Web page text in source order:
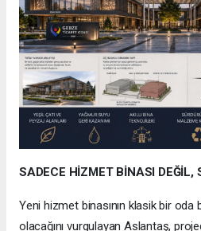
SADECE HİZMET BİNASI DEĞİL,
Yeni hizmet binasının klasik bir oda
olacağını vurgulayan Aslantaş,